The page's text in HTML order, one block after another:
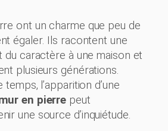
ont un charme que peu de
égaler. Ils racontent une
du caractère à une maison et
plusieurs générations.
l’apparition d’une
en pierre peut
une source d’inquiétude.